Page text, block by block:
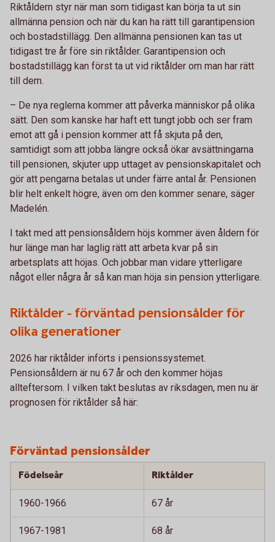
Riktåldern styr när man som tidigast kan börja ta ut sin
allmänna pension och när du kan ha rätt till garantipension
och bostadstillägg. Den allmänna pensionen kan tas ut
tidigast tre år före sin riktålder. Garantipension och
bostadstillägg kan först ta ut vid riktålder om man har rätt
till dem.
– De nya reglerna kommer att påverka människor på olika
sätt. Den som kanske har haft ett tungt jobb och ser fram
emot att gå i pension kommer att få skjuta på den,
samtidigt som att jobba längre också ökar avsättningarna
till pensionen, skjuter upp uttaget av pensionskapitalet och
gör att pengarna betalas ut under färre antal år. Pensionen
blir helt enkelt högre, även om den kommer senare, säger
Madelén.
I takt med att pensionsåldern höjs kommer även åldern för
hur länge man har laglig rätt att arbeta kvar på sin
arbetsplats att höjas. Och jobbar man vidare ytterligare
något eller några år så kan man höja sin pension ytterligare.
Riktålder - förväntad pensionsålder för
olika generationer
2026 har riktålder införts i pensionssystemet.
Pensionsåldern är nu 67 år och den kommer höjas
allteftersom. I vilken takt beslutas av riksdagen, men nu är
prognosen för riktålder så här:
Förväntad pensionsålder
Födelseår Riktålder
1960-1966 67 år
1967-1981 68 år